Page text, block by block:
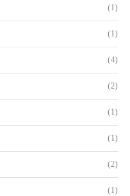
(1)
(1)
(4)
(2)
(1)
(1)
(2)
(1)